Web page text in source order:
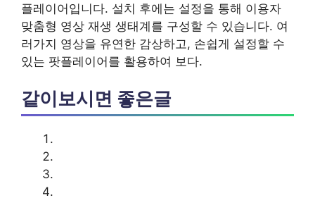
플레이어입니다. 설치 후에는 설정을 통해 이용자
맞춤형 영상 재생 생태계를 구성할 수 있습니다. 여
러가지 영상을 유연한 감상하고, 손쉽게 설정할 수
있는 팟플레이어를 활용하여 보다.
같이보시면 좋은글